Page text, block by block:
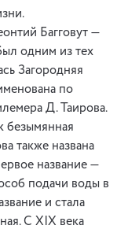
Багговут —
одним из тех
Загородняя
по
Д. Таирова.
безымянная
также названа
название —
подачи воды в
и стала
С XIX века